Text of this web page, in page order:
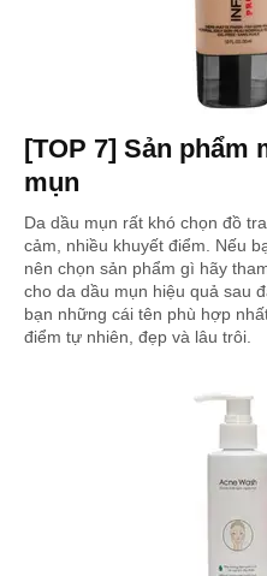
[TOP 7] Sản phẩm
mụn
Da dầu mụn rất khó chọn đồ
cảm, nhiều khuyết điểm. Nếu
nên chọn sản phẩm gì hãy
cho da dầu mụn hiệu quả sau
bạn những cái tên phù hợp
điểm tự nhiên, đẹp và lâu trôi.